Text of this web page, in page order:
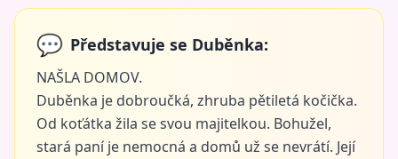
💬 Představuje se Duběnka:
NAŠLA DOMOV.
Duběnka je dobroučká, zhruba pětiletá kočička.
Od koťátka žila se svou majitelkou. Bohužel,
stará paní je nemocná a domů už se nevrátí. Její